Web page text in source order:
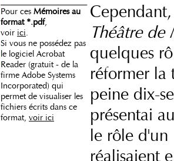
Pour ces Mémoires au
format *.pdf,
voir ici.
Si vous ne possédez pas
le logiciel Acrobat
Reader (gratuit - de la
firme Adobe Systems
Incorporated) qui
permet de visualiser les
fichiers écrits dans ce
format, voir ici
Théâtre de
quelques
réformer la
peine dix-
présentai
le rôle d'un
réalisaient